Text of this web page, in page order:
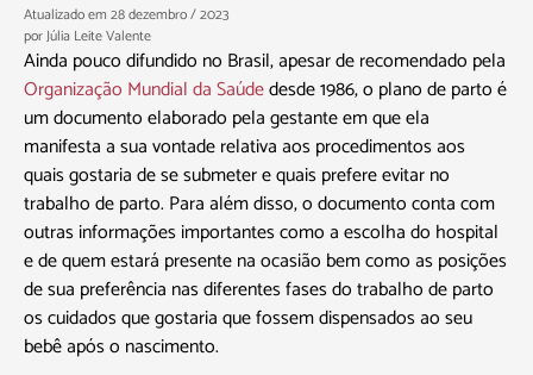
Atualizado em 28 dezembro / 2023
porJúlia Leite Valente
Ainda pouco difundido no Brasil, apesar de recomendado pela
Organização Mundial da Saúdedesde 1986, o plano de parto é
um documento elaborado pela gestante em que ela
manifesta a sua vontade relativa aos procedimentos aos
quais gostaria de se submeter e quais prefere evitar no
trabalho de parto. Para além disso, o documento conta com
outras informações importantes como a escolha do hospital
e de quem estará presente na ocasião bem como as posições
de sua preferência nas diferentes fases do trabalho de parto
os cuidados que gostaria que fossem dispensados ao seu
bebê após o nascimento.